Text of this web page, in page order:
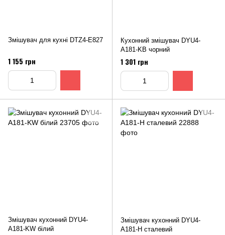
Змішувач для кухні DTZ4-E827
1 155 грн
Кухонний змішувач DYU4-
A181-KB чорний
1 301 грн
Змішувач кухонний DYU4-
A181-KW білий
Змішувач кухонний DYU4-
A181-Н сталевий